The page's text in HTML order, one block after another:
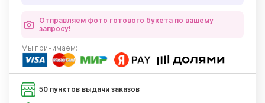
Отправляем фото готового букета по вашему
запросу!
Мы принимаем:
50 пунктов выдачи заказов